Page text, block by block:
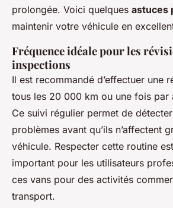
prolongée. Voici quelques astuces
maintenir votre véhicule en
Fréquence idéale pour les
inspections
Il est recommandé d’effectuer une
tous les 20 000 km ou une fois par
Ce suivi régulier permet de détecter
problèmes avant qu’ils n’affectent
véhicule. Respecter cette routine
important pour les utilisateurs
ces vans pour des activités
transport.